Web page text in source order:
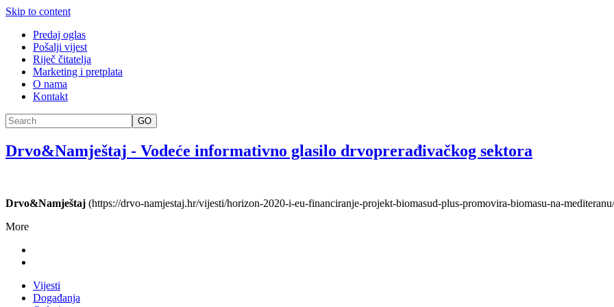
Skip to content
Predaj oglas
Pošalji vijest
Riječ čitatelja
Marketing i pretplata
O nama
Kontakt
GO
Drvo&Namještaj - Vodeće informativno glasilo drvoprerađivačkog sektora
Drvo&Namještaj (https://drvo-namjestaj.hr/vijesti/horizon-2020-i-eu-financiranje-projekt-biomasud-plus-promovira-biomasu-na-
More
Vijesti
Događanja